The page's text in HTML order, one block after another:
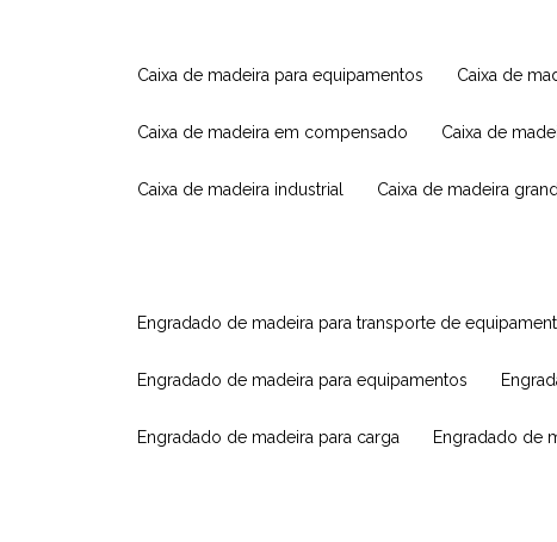
caixa de madeira para equipamentos caixa de
caixa de madeira em compensado caixa de
caixa de madeira industrial caixa de madeira
engradado de madeira para transporte de
engradado de madeira para equipamentos
engradado de madeira para carga engradado de